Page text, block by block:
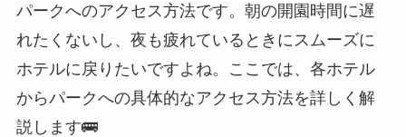
パークへのアクセス方法です。朝の開園時間に遅
れたくないし、夜も疲れているときにスムーズに
ホテルに戻りたいですよね。ここでは、各ホテル
からパークへの具体的なアクセス方法を詳しく解
説します🚌